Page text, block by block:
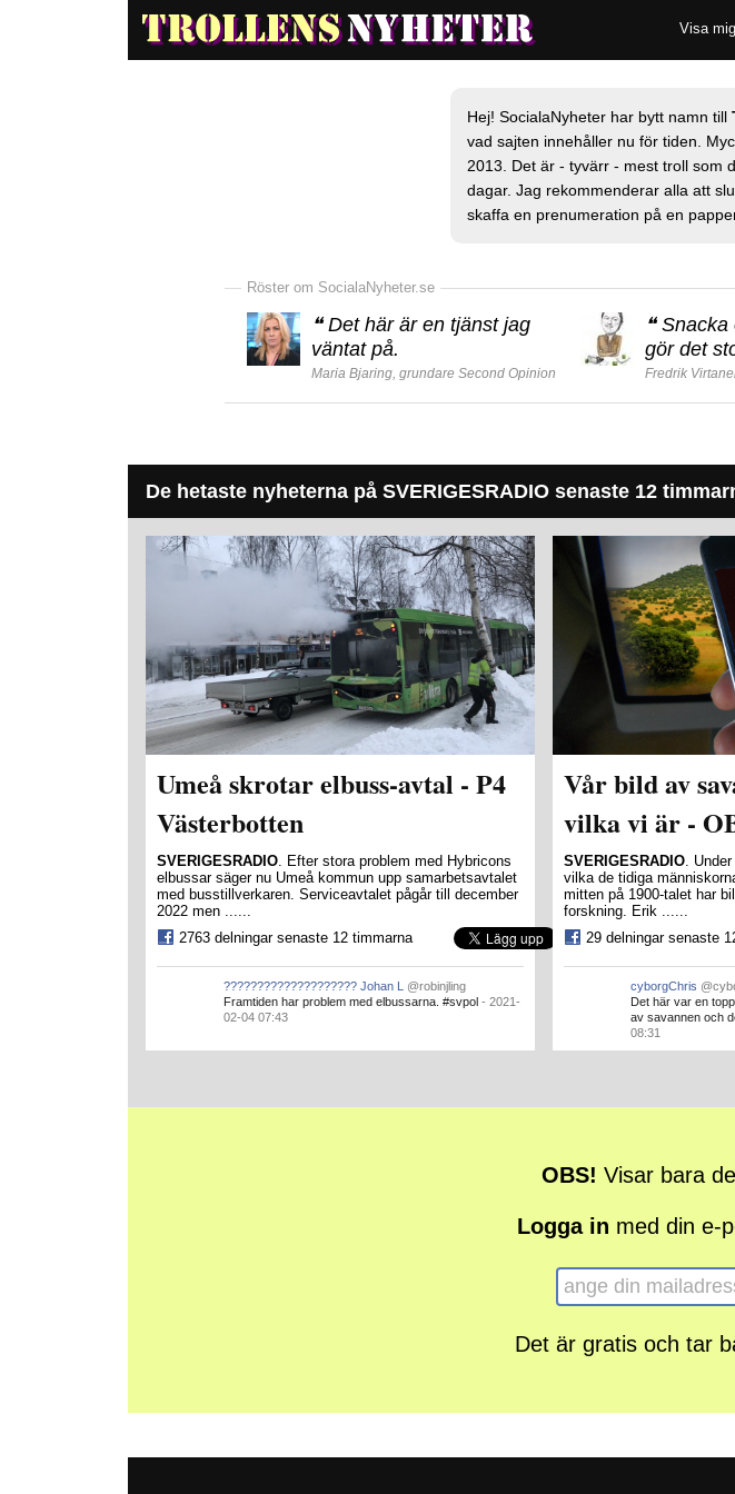
Visa
Hej! SocialaNyheter har bytt namn till
vad sajten innehåller nu för tiden.
2013. Det är - tyvärr - mest troll som
dagar. Jag rekommenderar alla att
skaffa en prenumeration på en
Röster om SocialaNyheter.se
❝ Det här är en tjänst jag
väntat på.
Maria Bjaring, grundare Second Opinion
❝ Snacka
gör det
Fredrik
De hetaste nyheterna på SVERIGESRADIO senaste 12
Umeå skrotar elbuss-avtal - P4
Västerbotten
SVERIGESRADIO . Efter stora problem med Hybricons
elbussar säger nu Umeå kommun upp samarbetsavtalet
med busstillverkaren. Serviceavtalet pågår till december
2022 men ......
2763 delningar senaste 12 timmarna
???????????????????? Johan L
@robinjling
Framtiden har problem med elbussarna. #svpol - 2021-
02-04 07:43
Vår bild av
vilka vi är -
SVERIGESRADIO .
vilka de tidiga
mitten på 1900-talet har
forskning. Erik ......
29 delningar senaste
cyborgChris
Det här var en
av savannen och
08:31
OBS! Visar bara
Logga in med din e-
Det är gratis och tar